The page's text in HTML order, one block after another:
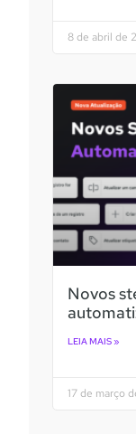
8 de abril de
Novos
LEIA MAIS »
17 de março